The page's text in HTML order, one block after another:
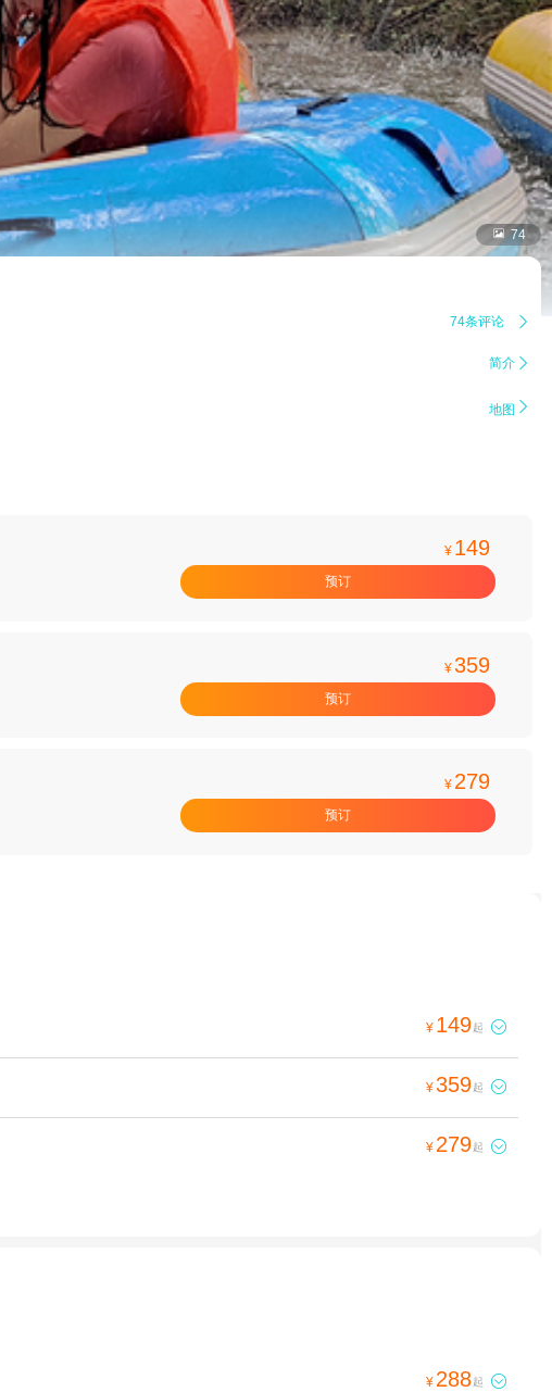
 74
74条评论 
简介 
地图 
¥ 149
预订
¥359
预订
¥ 279
预订
¥ 149起 
¥359起 
¥ 279起 
¥ 288起 